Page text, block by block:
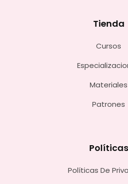
Tienda
Cursos
Materiales
Patrones
Políticas
Políticas De